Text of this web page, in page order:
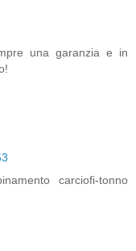
una garanzia e in
carciofi-tonno